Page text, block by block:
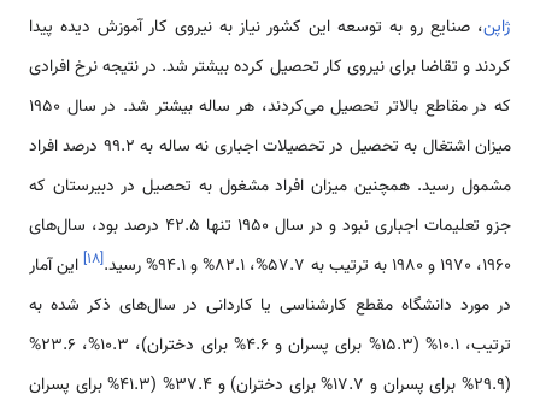
ژاپن، صنایع رو به توسعه این کشور نیاز به نیروی کار آموزش دیده پیدا
کردند و تقاضا برای نیروی کار تحصیل کرده بیشتر شد. در نتیجه نرخ افرادی
که در مقاطع بالاتر تحصیل می‌کردند، هر ساله بیشتر شد. در سال 1950
میزان اشتغال به تحصیل در تحصیلات اجباری نه ساله به 99.2 درصد افراد
مشمول رسید. همچنین میزان افراد مشغول به تحصیل در دبیرستان که
جزو تعلیمات اجباری نبود و در سال 1950 تنها 42.5 درصد بود، سال‌های
1960، 1970 و 1980 به ترتیب به 57.7%، 82.1% و 94.1% رسید.
[۱۸]این آمار
در مورد دانشگاه مقطع کارشناسی یا کاردانی در سال‌های ذکر شده به
ترتیب، 10.1% (15.3% برای پسران و 4.6% برای دختران)، 10.3%، 23.6%
(29.9% برای پسران و 17.7% برای دختران) و 37.4% (41.3% برای پسران